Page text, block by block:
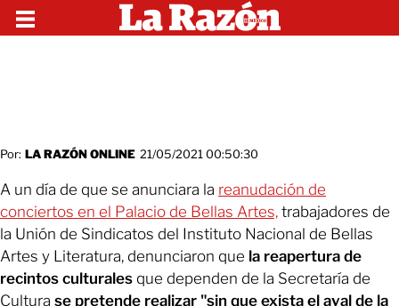
Por: LA RAZÓN ONLINE 21/05/2021 00:50:30
A un día de que se anunciara la reanudación de
conciertos en el Palacio de Bellas Artes, trabajadores de
la Unión de Sindicatos del Instituto Nacional de Bellas
Artes y Literatura, denunciaron que la reapertura de
recintos culturales que dependen de la Secretaría de
Cultura se pretende realizar "sin que exista el aval de la